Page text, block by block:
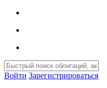
Войти Зарегистрироваться